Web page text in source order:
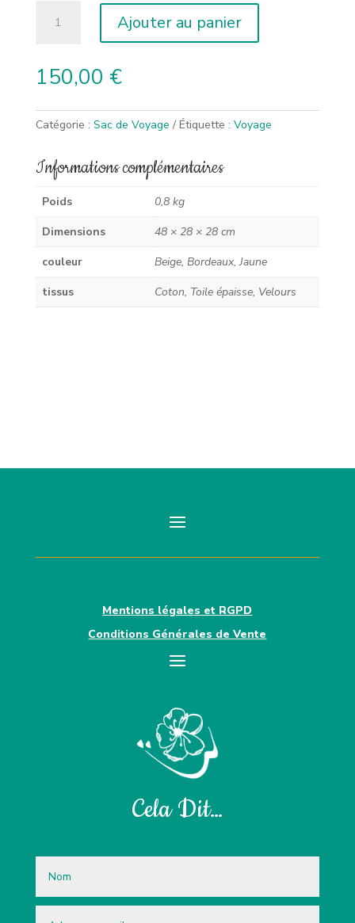
Voyage
Ajouter au panier
150,00 €
Catégorie : Sac de Voyage Étiquette : Voyage
Informations complémentaires
Poids
0,8 kg
Dimensions
48 × 28 × 28 cm
couleur
Beige, Bordeaux, Jaune
tissus
Coton, Toile épaisse, Velours
Mentions légales et RGPD
Conditions Générales de Vente
Cela Dit…